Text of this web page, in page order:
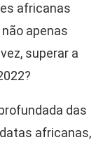
africanas
apenas
superar a
das
africanas,